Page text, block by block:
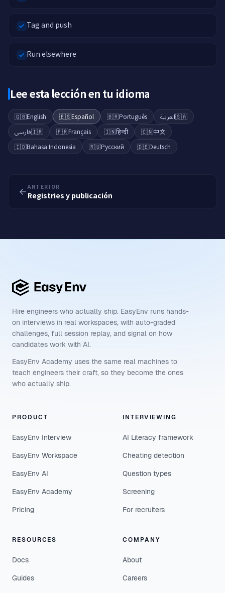
Tag and push
Run elsewhere
Lee esta lección en tu idioma
🇬🇧English 🇪🇸Español 🇧🇷Português 🇸🇦العربية
🇮🇷فارسی 🇫🇷Français 🇮🇳हिन्दी 🇨🇳中文
🇮🇩Bahasa Indonesia 🇷🇺Русский 🇩🇪Deutsch
ANTERIOR
Registries y publicación
Hire engineers who actually ship. EasyEnv runs hands-
on interviews in real workspaces, with auto-graded
challenges, full session replay, and signal on how
candidates work with AI.
EasyEnv Academy uses the same real machines to
teach engineers their craft, so they become the ones
who actually ship.
PRODUCT
EasyEnv Interview
EasyEnv Workspace
EasyEnv AI
EasyEnv Academy
Pricing
INTERVIEWING
AI Literacy framework
Cheating detection
Question types
Screening
For recruiters
RESOURCES
Docs
Guides
COMPANY
About
Careers